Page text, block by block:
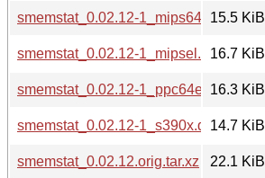
smemstat_0.02.12-1_mips64el.deb15.5 KiB
smemstat_0.02.12-1_mipsel.deb16.7 KiB
smemstat_0.02.12-1_ppc64el.deb16.3 KiB
smemstat_0.02.12-1_s390x.deb14.7 KiB
smemstat_0.02.12.orig.tar.xz
22.1 KiB